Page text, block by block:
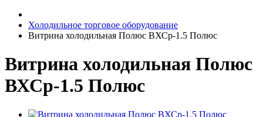
Холодильное торговое оборудование
Витрина холодильная Полюс ВХСр-1.5 Полюс
Витрина холодильная Полюс
ВХСр-1.5 Полюс